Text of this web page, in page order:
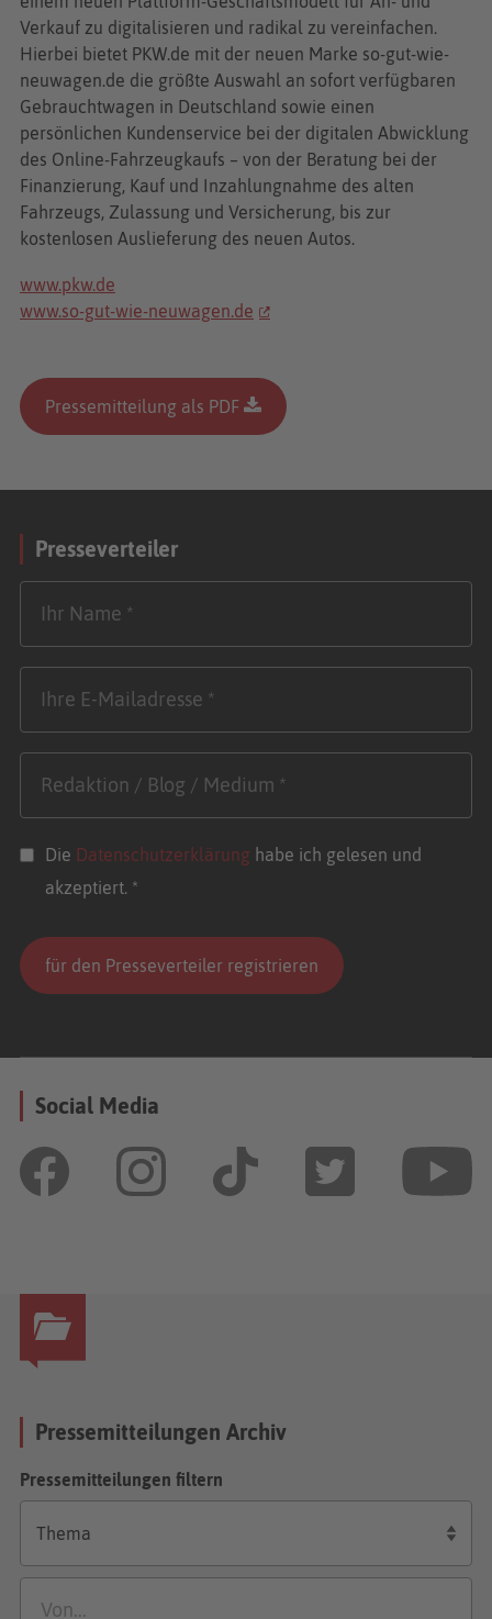
Verkauf zu digitalisieren und radikal zu vereinfachen.
Hierbei bietet PKW.de mit der neuen Marke so-gut-wie-
neuwagen.de die größte Auswahl an sofort verfügbaren
Gebrauchtwagen in Deutschland sowie einen
persönlichen Kundenservice bei der digitalen Abwicklung
des Online-Fahrzeugkaufs – von der Beratung bei der
Finanzierung, Kauf und Inzahlungnahme des alten
Fahrzeugs, Zulassung und Versicherung, bis zur
kostenlosen Auslieferung des neuen Autos.
www.pkw.de
www.so-gut-wie-neuwagen.de
Pressemitteilung als PDF
Presseverteiler
Die Datenschutzerklärung habe ich gelesen und
akzeptiert. *
Social Media
Pressemitteilungen Archiv
Pressemitteilungen filtern